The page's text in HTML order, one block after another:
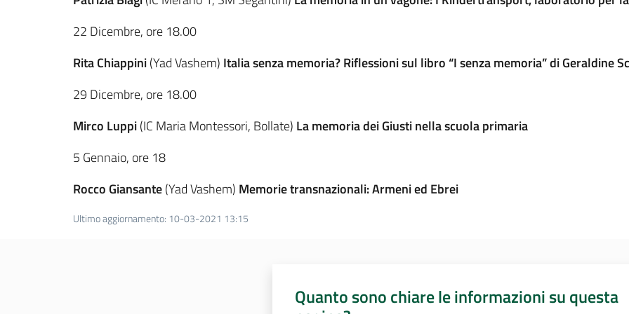
22 Dicembre, ore 18.00
Rita Chiappini(Yad Vashem) Italia senza memoria?Riflessioni sul libro “I senza memoria” di Geraldine
29 Dicembre, ore 18.00
Mirco Luppi(IC Maria Montessori, Bollate) La memoria dei Giusti nella scuola primaria
5 Gennaio, ore 18
Rocco Giansante(Yad Vashem) Memorie transnazionali: Armeni ed Ebrei
Ultimo aggiornamento: 10-03-2021 13:15
Quanto sono chiare le informazioni su questa